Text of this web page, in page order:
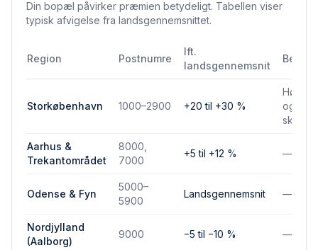
Din bopæl påvirker præmien betydeligt. Tabellen viser
typisk afvigelse fra landsgennemsnittet.
Region Postnumre
Ift.
landsgennemsnit
Storkøbenhavn 1000–2900 +20 til +30 %
Højere
og
Aarhus &
Trekantområdet
8000,
7000
+5 til +12 % —
Odense & Fyn
5000–
5900
Landsgennemsnit —
Nordjylland
(Aalborg)
9000 −5 til −10 % —